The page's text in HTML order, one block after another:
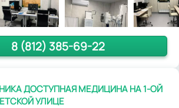
8 (812) 385-69-22
ДОСТУПНАЯ МЕДИЦИНА НА 1-ОЙ
УЛИЦЕ